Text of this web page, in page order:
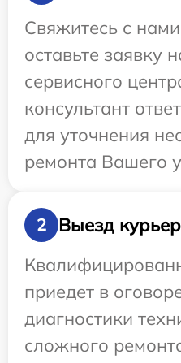
Свяжитесь с
оставьте заявку
сервисного
консультант
для уточнения
ремонта Вашего
2
Выезд
приедет в
диагностики
сложного